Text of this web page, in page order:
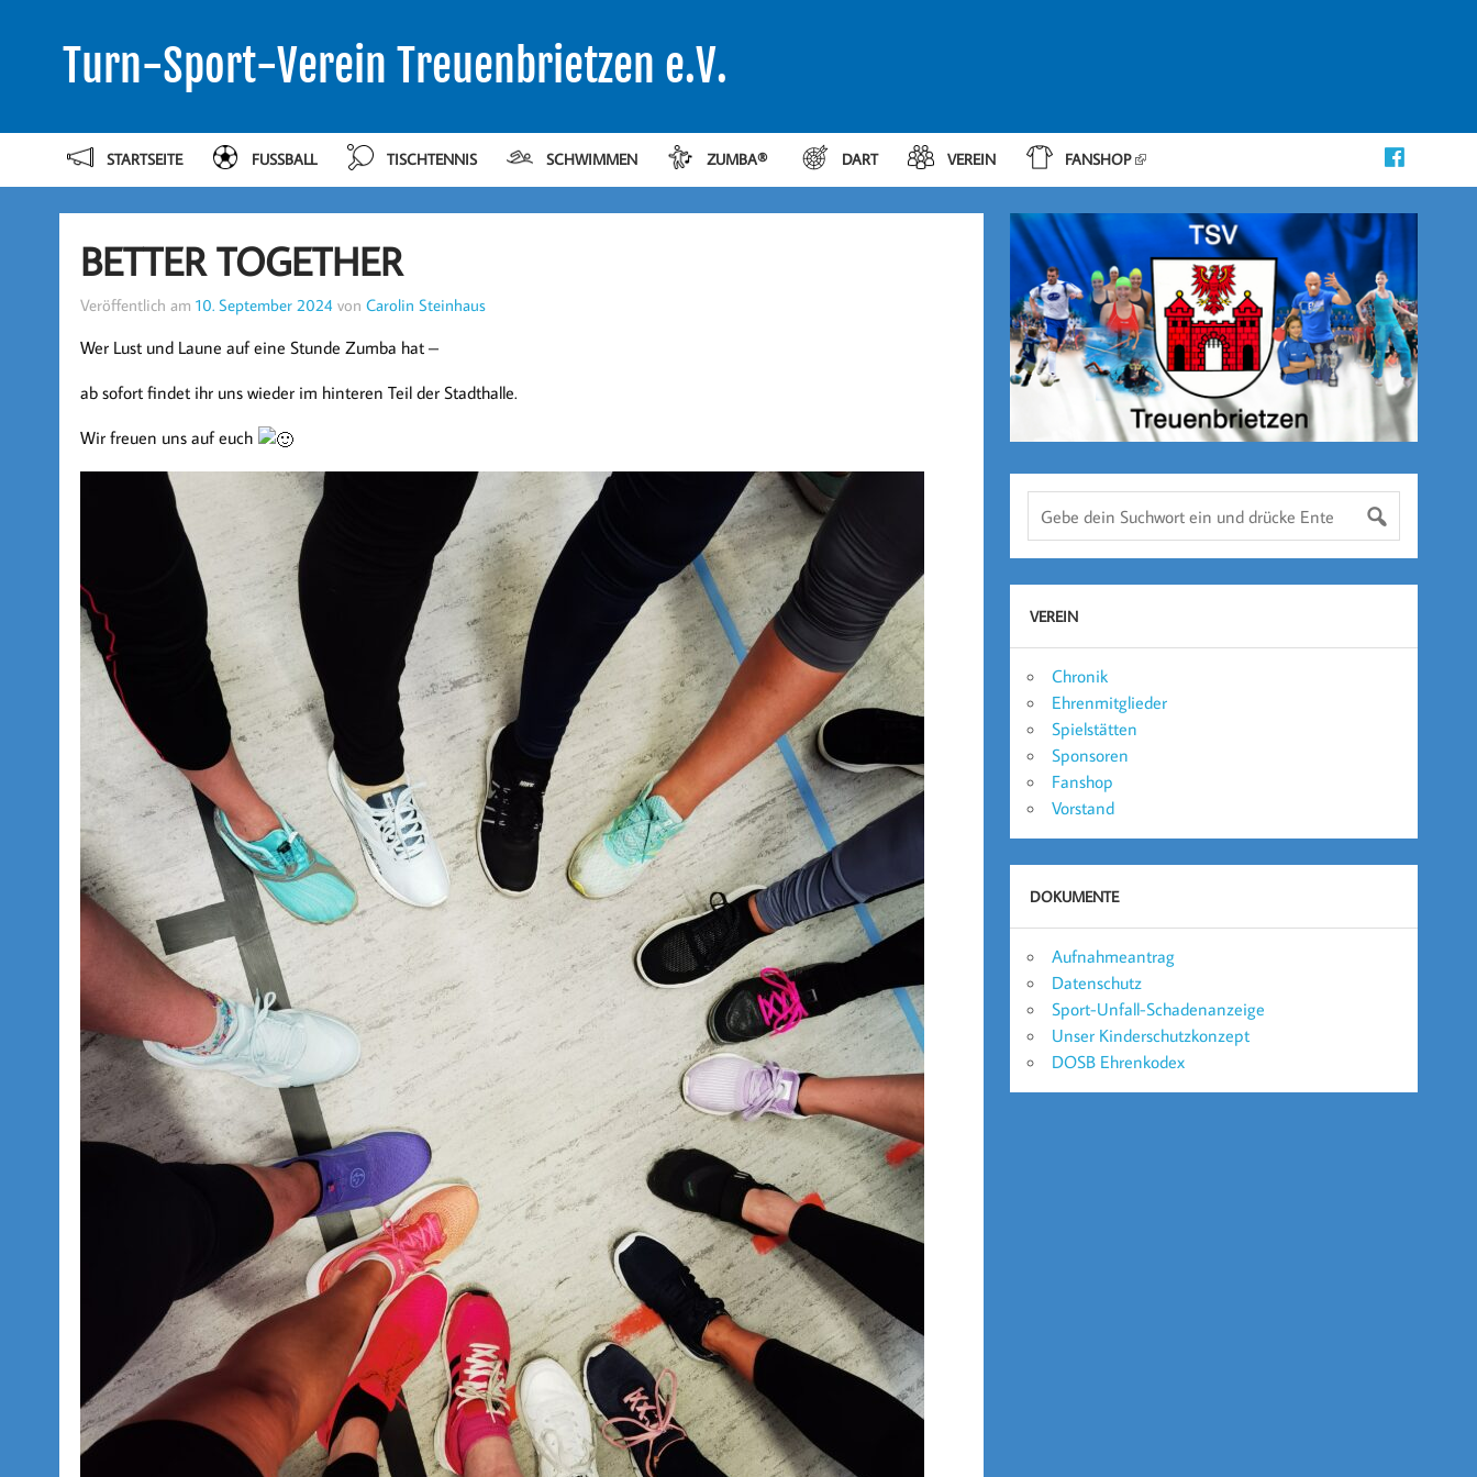
Turn-Sport-Verein Treuenbrietzen e.V.
STARTSEITE FUSSBALL TISCHTENNIS SCHWIMMEN ZUMBA® DART VEREIN FANSHOP
BETTER TOGETHER
Veröffentlich am 10. September 2024 von Carolin Steinhaus
Wer Lust und Laune auf eine Stunde Zumba hat –
ab sofort findet ihr uns wieder im hinteren Teil der Stadthalle.
Wir freuen uns auf euch
VEREIN
Chronik
Ehrenmitglieder
Spielstätten
Sponsoren
Fanshop
Vorstand
DOKUMENTE
Aufnahmeantrag
Datenschutz
Sport-Unfall-Schadenanzeige
Unser Kinderschutzkonzept
DOSB Ehrenkodex